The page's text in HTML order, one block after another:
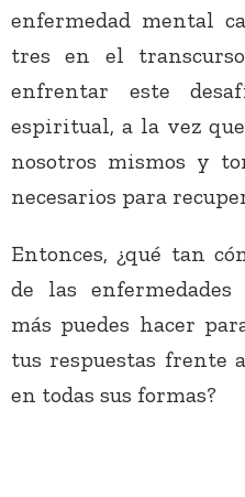
enfermedad mental
tres en el
enfrentar este
espiritual, a la vez
nosotros mismos y
necesarios para
Entonces, ¿qué tan
de las enfermedades
más puedes hacer
tus respuestas frente
en todas sus formas?